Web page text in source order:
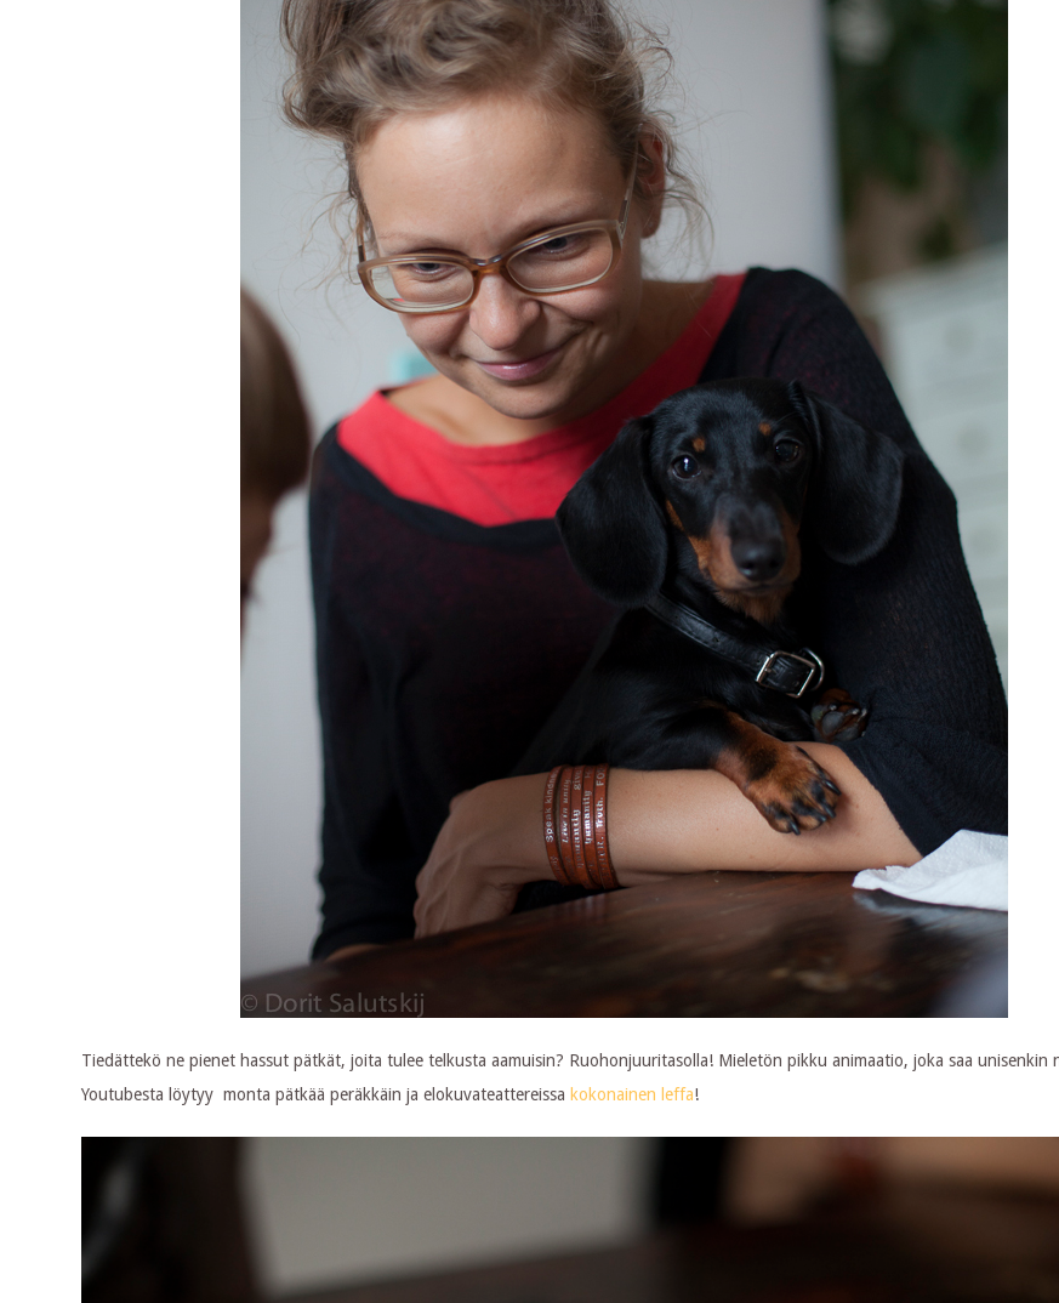
Tiedättekö ne pienet hassut pätkät, joita tulee telkusta aamuisin? Ruohonjuuritasolla! Mieletön pikku animaatio, joka saa unisenkin
Youtubesta löytyy monta pätkää peräkkäin ja elokuvateattereissakokonainen leffa!